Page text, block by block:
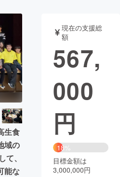
ジェット
書籍・雑誌
チャレンジ
活性化
Good
CAMPFIRE Creation
納税machi-ya コミュニティ
生食
域の
、
能な
現在の支援総
額
567,
000
円
18%
目標金額は
3,000,000円